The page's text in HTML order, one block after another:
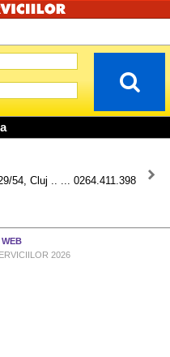
54, Cluj .. ... 0264.411.398
WEB
2026